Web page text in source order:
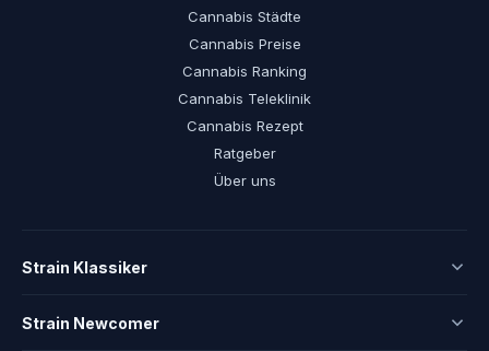
Cannabis Städte
Cannabis Preise
Cannabis Ranking
Cannabis Teleklinik
Cannabis Rezept
Ratgeber
Über uns
Strain Klassiker
Strain Newcomer